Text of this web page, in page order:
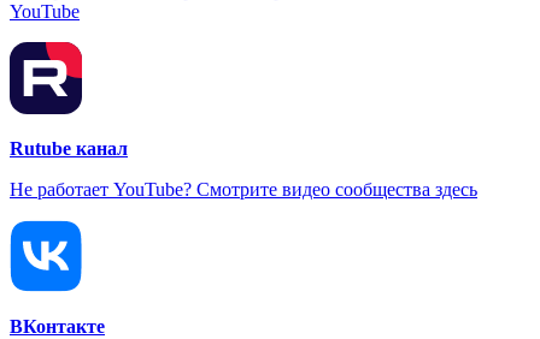
YouTube
Rutube канал
Не работает YouTube? Смотрите видео сообщества здесь
ВКонтакте